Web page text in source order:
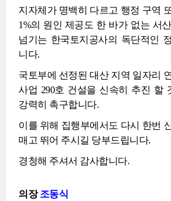
지자체가 명백히 다르고 행정 구역
1%의 원인 제공도 한 바가 없는 서
넘기는 한국토지공사의 독단적인
니다.
국토부에 선정된 대산 지역 일자리
사업 290호 건설을 신속히 추진 할
강력히 촉구합니다.
이를 위해 집행부에서도 다시 한번
매고 뛰어 주시길 당부드립니다.
경청해 주셔서 감사합니다.
의장조동식